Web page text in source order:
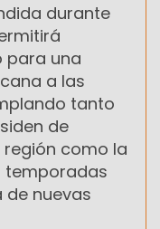
durante
para una
a las
tanto
de
como la
temporadas
nuevas